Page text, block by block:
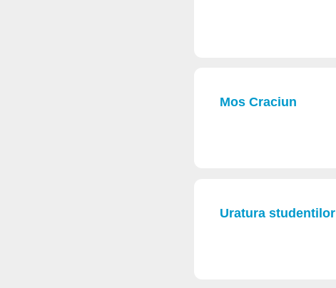
Mos Craciun
Uratura studentilor